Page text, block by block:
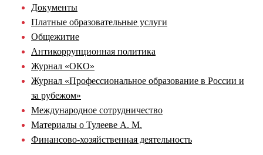
Документы
Платные образовательные услуги
Общежитие
Антикоррупционная политика
Журнал «ОКО»
Журнал «Профессиональное образование в России и
за рубежом»
Международное сотрудничество
Материалы о Тулееве А. М.
Финансово-хозяйственная деятельность